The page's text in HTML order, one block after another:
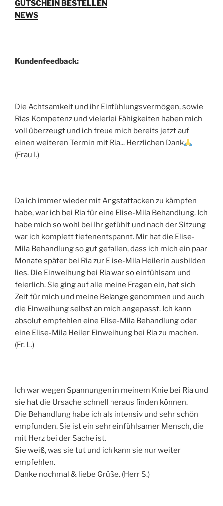
GUTSCHEIN BESTELLEN
NEWS
Kundenfeedback:
Die Achtsamkeit und ihr Einfühlungsvermögen, sowie
Rias Kompetenz und vielerlei Fähigkeiten haben mich
voll überzeugt und ich freue mich bereits jetzt auf
einen weiteren Termin mit Ria... Herzlichen Dank
(Frau I.)
Da ich immer wieder mit Angstattacken zu kämpfen
habe, war ich bei Ria für eine Elise-Mila Behandlung. Ich
habe mich so wohl bei Ihr gefühlt und nach der Sitzung
war ich komplett tiefenentspannt. Mir hat die Elise-
Mila Behandlung so gut gefallen, dass ich mich ein paar
Monate später bei Ria zur Elise-Mila Heilerin ausbilden
lies. Die Einweihung bei Ria war so einfühlsam und
feierlich. Sie ging auf alle meine Fragen ein, hat sich
Zeit für mich und meine Belange genommen und auch
die Einweihung selbst an mich angepasst. Ich kann
absolut empfehlen eine Elise-Mila Behandlung oder
eine Elise-Mila Heiler Einweihung bei Ria zu machen.
(Fr. L.)
Ich war wegen Spannungen in meinem Knie bei Ria und
sie hat die Ursache schnell heraus finden können.
Die Behandlung habe ich als intensiv und sehr schön
empfunden. Sie ist ein sehr einfühlsamer Mensch, die
mit Herz bei der Sache ist.
Sie weiß, was sie tut und ich kann sie nur weiter
empfehlen.
Danke nochmal & liebe Grüße. (Herr S.)